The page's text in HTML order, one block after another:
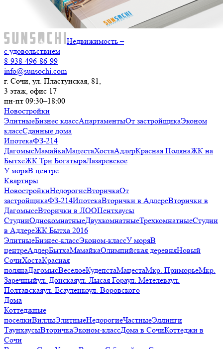
Недвижимость –
с удовольствием
8-938-496-86-99
info@sunsochi.com
г. Сочи, ул. Пластунская, 81,
3 этаж, офис 17
пн-пт 09:30–18:00
Новостройки
ЭлитныеБизнес классАпартаментыОт застройщикаЭконом
классСданные дома
ИпотекаФЗ-214
ДагомысМамайкаМацестаХостаАдлерКрасная ПолянаЖК на
БытхеЖК Три БогатыряЛазаревское
У моряВ центре
Квартиры
НовостройкиНедорогиеВторичкаОт
застройщикаФЗ-214ИпотекаВторички в АдлереВторички в
ДагомысеВторички в ЛООПентхаусы
СтудииОднокомнатныеДвухкомнатныеТрехкомнатныеСтудии
в АдлереЖК Бытха 2016
ЭлитныеБизнес-классЭконом-классУ моряВ
центреАдлерБытхаМамайкаОлимпийская деревняНовый
СочиХостаКрасная
полянаДагомысВеселоеКудепстаМацестаМкр. ПриморьеМкр.
Заречныйул. Донскаяул. Лысая Гораул. Метелеваул.
Полтавскаяул. Есауленкоул. Воровского
Дома
Коттеджные
поселкиВиллыЭлитныеНедорогиеЧастныеЭллинги
ТаунхаусыВторичкаЭконом-классДома в СочиКоттеджи в
Сочи